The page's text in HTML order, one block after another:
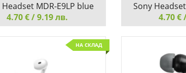
MDR-E9LP blue
ЯСНОТА
MDR-E9LP blue
4.70 € / 9.19 лв.
Sony Headset
НАСЛАДЕТЕ
КРИСТАЛНА
Sony
4.70 €
НА СКЛАД